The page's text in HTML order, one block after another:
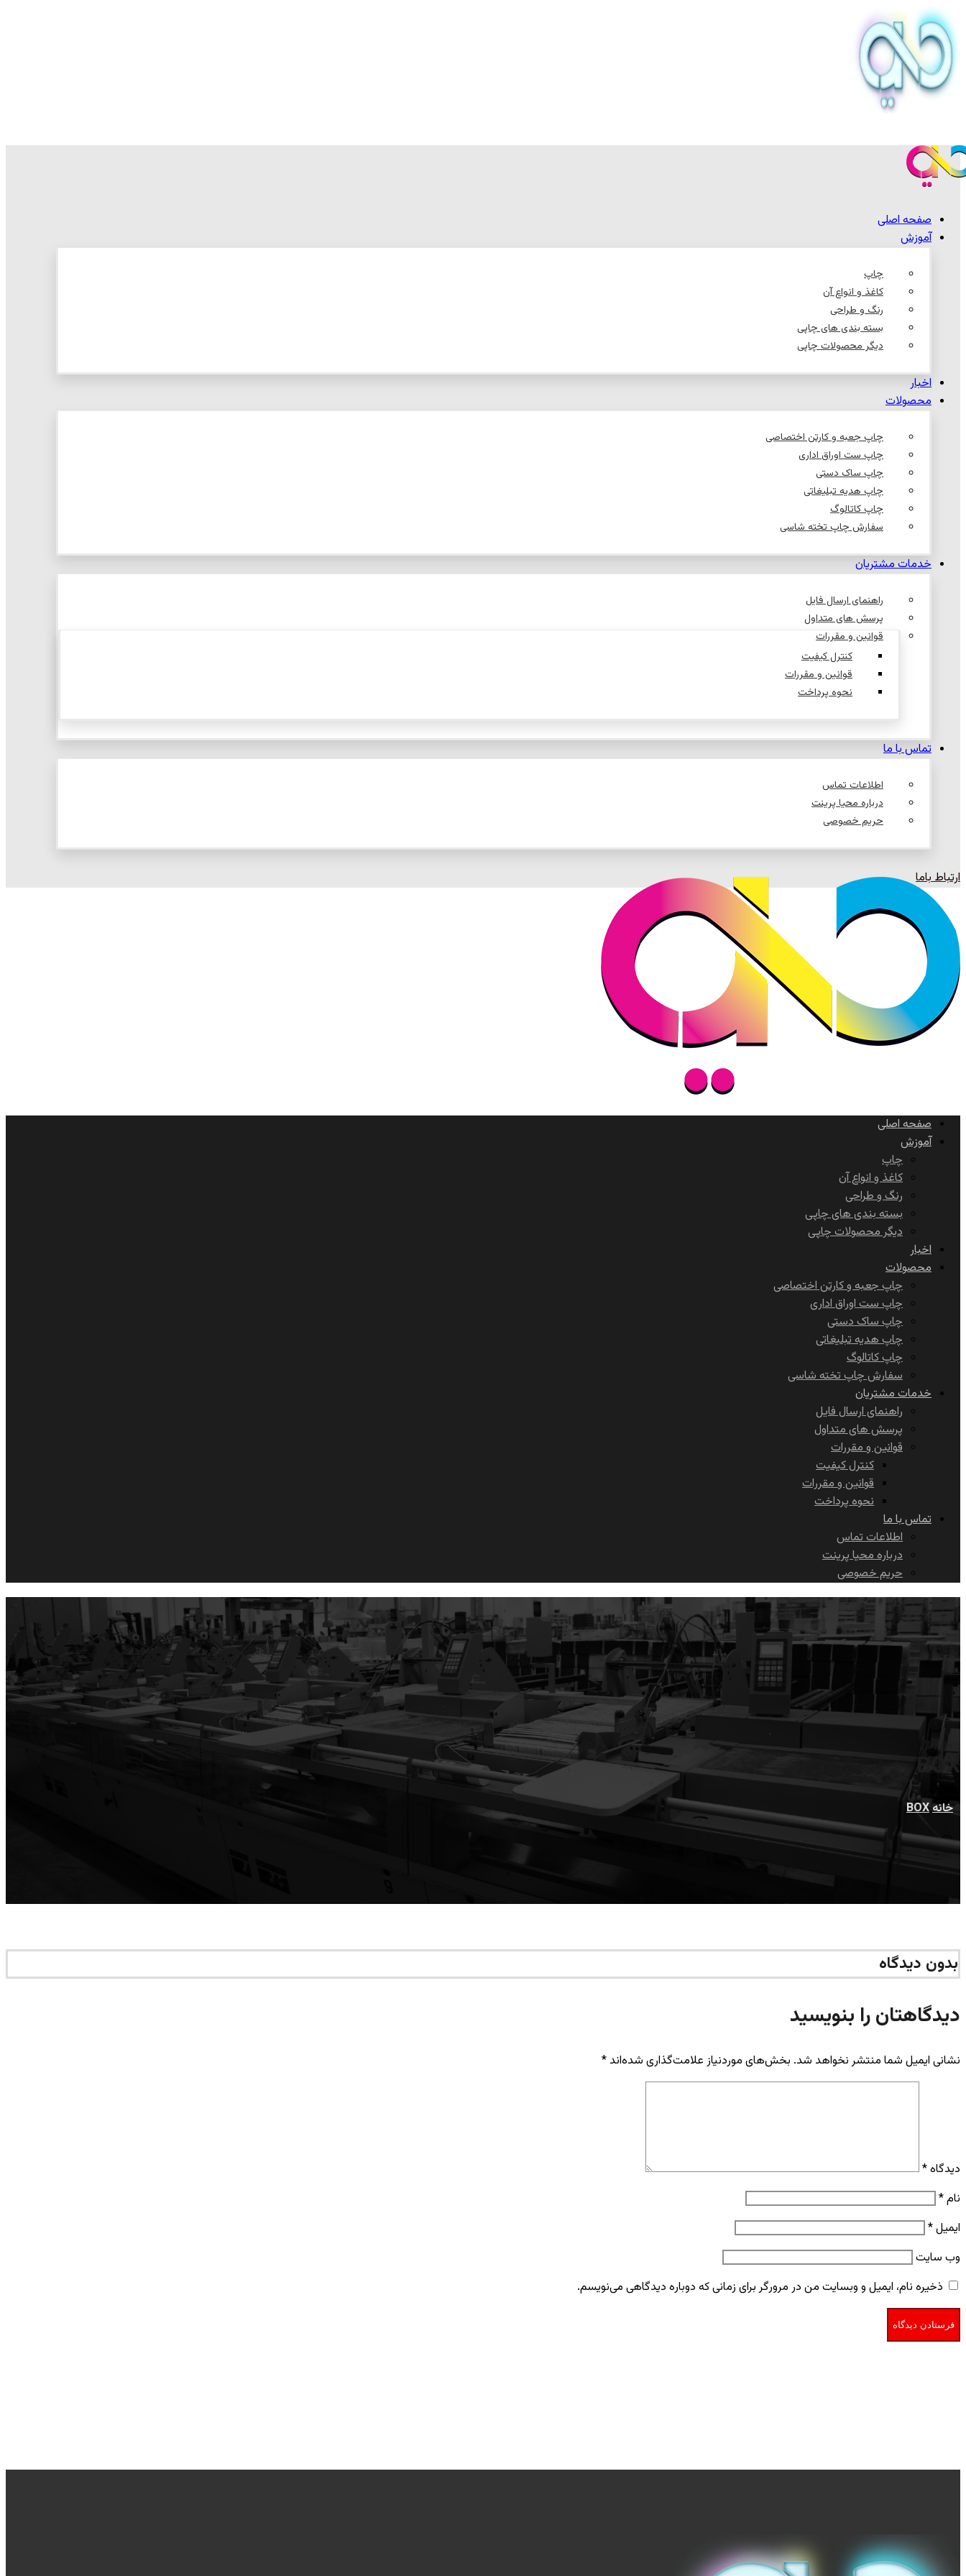
صفحه اصلی
آموزش
چاپ
کاغذ و انواع آن
رنگ و طراحی
بسته بندی های چاپی
دیگر محصولات چاپی
اخبار
محصولات
چاپ جعبه و کارتن اختصاصی
چاپ ست اوراق اداری
چاپ ساک دستی
چاپ هدیه تبلیغاتی
چاپ کاتالوگ
سفارش چاپ تخته شاسی
خدمات مشتریان
راهنمای ارسال فایل
پرسش های متداول
قوانین و مقررات
کنترل کیفیت
قوانین و مقررات
نحوه پرداخت
تماس با ما
اطلاعات تماس
درباره محیا پرینت
حریم خصوصی
ارتباط باما
صفحه اصلی
آموزش
چاپ
کاغذ و انواع آن
رنگ و طراحی
بسته بندی های چاپی
دیگر محصولات چاپی
اخبار
محصولات
چاپ جعبه و کارتن اختصاصی
چاپ ست اوراق اداری
چاپ ساک دستی
چاپ هدیه تبلیغاتی
چاپ کاتالوگ
سفارش چاپ تخته شاسی
خدمات مشتریان
راهنمای ارسال فایل
پرسش های متداول
قوانین و مقررات
کنترل کیفیت
قوانین و مقررات
نحوه پرداخت
تماس با ما
اطلاعات تماس
درباره محیا پرینت
حریم خصوصی
BOX
خانهBOX
بدون دیدگاه
دیدگاهتان را بنویسید
نشانی ایمیل شما منتشر نخواهد شد. بخش‌های موردنیاز علامت‌گذاری شده‌اند *
دیدگاه*
نام*
ایمیل*
وب‌ سایت
ذخیره نام، ایمیل و وبسایت من در مرورگر برای زمانی که دوباره دیدگاهی می‌نویسم.